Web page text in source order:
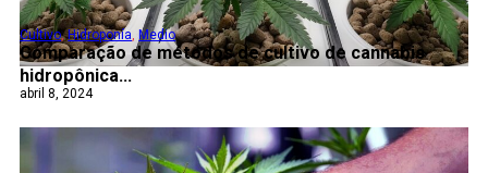
Comparação de métodos de cultivo de cannabis
hidropônica...
Cultivo,Hidroponía, Medio
abril 8, 2024